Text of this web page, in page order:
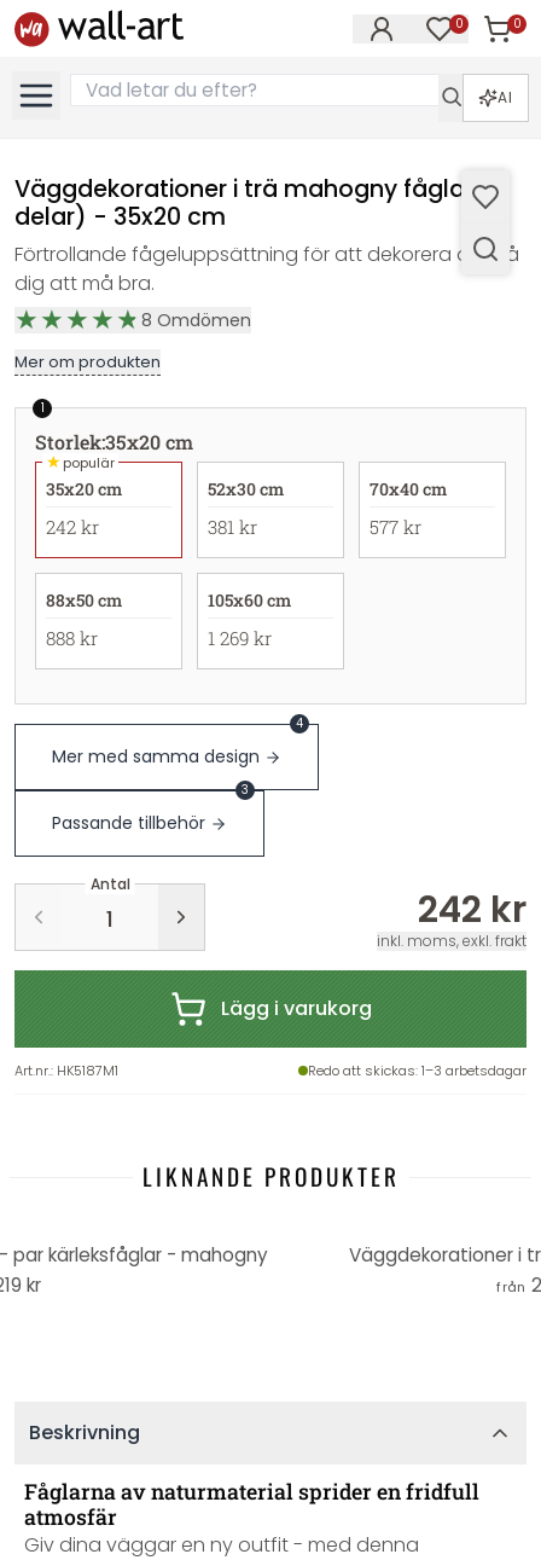
0 0
AI
Väggdekorationer i trä mahogny fåglar (3
delar) - 35x20 cm
Förtrollande fågeluppsättning för att dekorera och få
dig att må bra.
8 Omdömen
Mer om produkten
1
Storlek:35x20 cm
★populär
35x20 cm
242 kr
52x30 cm
381 kr
70x40 cm
577 kr
88x50 cm
888 kr
105x60 cm
1 269 kr
Mer med samma design
4
Passande tillbehör
3
Antal
242 kr
inkl. moms, exkl. frakt
Lägg i varukorg
Art.nr.: HK5187M1 Redo att skickas: 1–3 arbetsdagar
LIKNANDE PRODUKTER
par kärleksfåglar - mahogny
kr
Väggdekorationer i
från
Beskrivning
Fåglarna av naturmaterial sprider en fridfull
atmosfär
Giv dina väggar en ny outfit - med denna